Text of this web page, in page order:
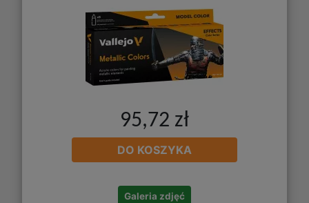
95,72 zł
DO KOSZYKA
Galeria zdjęć